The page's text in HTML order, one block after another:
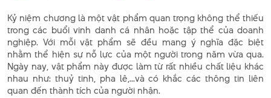
Kỷ niệm chương là một vật phẩm quan trọng không thể thiếu
trong các buổi vinh danh cá nhân hoặc tập thể của doanh
nghiệp. Với mỗi vật phẩm sẽ đều mang ý nghĩa đặc biệt
nhằm thể hiện sự nỗ lực của một người trong năm vừa qua.
Ngày nay, vật phẩm này được làm từ rất nhiều chất liệu khác
nhau như: thuỷ tinh, pha lê,...và có khắc các thông tin liên
quan đến thành tích của người nhận.